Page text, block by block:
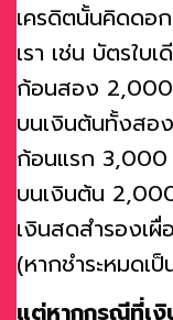
เครดิตนั้นคิดดอ
เรา เช่น บัตรใ
ก้อนสอง 2,000
บนเงินต้นทั้งสอ
ก้อนแรก 3,000
บนเงินต้น
เงินสดสำรองเ
(หากชำระหมดเ
แต่หากกรณีที่เ